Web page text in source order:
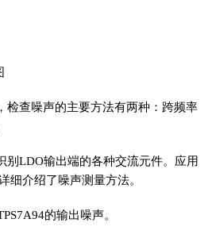
检查噪声的主要方法有两种：跨频率
别LDO输出端的各种交流元件。应用
细介绍了噪声测量方法。
的输出噪声。